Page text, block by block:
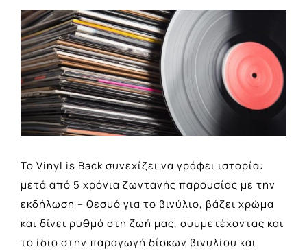
View
Larger
Image
Το Vinyl is Back συνεχίζει να γράφει ιστορία:
μετά από 5 χρόνια ζωντανής παρουσίας με την
εκδήλωση – θεσμό για το βινύλιο, βάζει χρώμα
και δίνει ρυθμό στη ζωή μας, συμμετέχοντας και
το ίδιο στην παραγωγή δίσκων βινυλίου και